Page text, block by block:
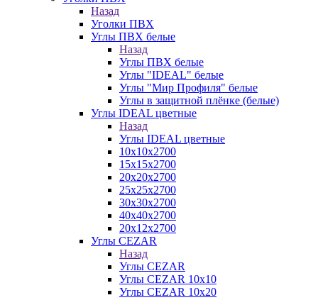
Назад
Уголки ПВХ
Углы ПВХ белые
Назад
Углы ПВХ белые
Углы "IDEAL" белые
Углы "Мир Профиля" белые
Углы в защитной плёнке (белые)
Углы IDEAL цветные
Назад
Углы IDEAL цветные
10х10х2700
15х15х2700
20х20х2700
25х25х2700
30х30х2700
40х40х2700
20х12х2700
Углы CEZAR
Назад
Углы CEZAR
Углы CEZAR 10х10
Углы CEZAR 10х20